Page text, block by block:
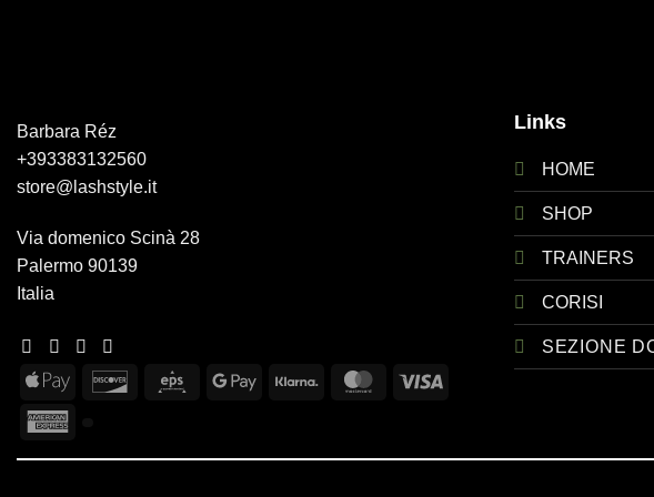
Barbara Réz
+393383132560
store@lashstyle.it
Via domenico Scinà 28
Palermo 90139
Italia
Apple
Discover Eps
Google Klarna MasterCard
Visa
Links
HOME
SHOP
TRAINERS
CORISI
SEZIONE